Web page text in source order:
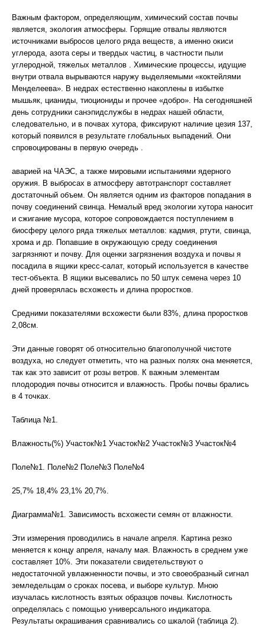
Важным фактором, определяющим, химический состав почвы
является, экология атмосферы. Горящие отвалы являются
источниками выбросов целого ряда веществ, а именно окиси
углерода, азота серы и твердых частиц, в частности пыли
углеродной, тяжелых металлов . Химические процессы, идущие
внутри отвала вырываются наружу выделяемыми «коктейлями
Менделеева». В недрах естественно накоплены в избытке
мышьяк, цианиды, тиоциониды и прочее «добро». На сегодняшней
день сотрудники санэпидслужбы в недрах нашей области,
следовательно, и в почвах хутора, фиксируют наличие цезия 137,
который появился в результате глобальных выпадений. Они
спровоцированы в первую очередь .
аварией на ЧАЭС, а также мировыми испытаниями ядерного
оружия. В выбросах в атмосферу автотранспорт составляет
достаточный объем. Он является одним из факторов попадания в
почву соединений свинца. Немалый вред экологии хутора наносит
и сжигание мусора, которое сопровождается поступлением в
биосферу целого ряда тяжелых металлов: кадмия, ртути, свинца,
хрома и др. Попавшие в окружающую среду соединения
загрязняют и почву. Для оценки загрязнения воздуха и почвы я
посадила в ящики кресс-салат, который используется в качестве
тест-объекта. В ящики высевались по 50 штук семена через 10
дней проверялась всхожесть и длина проростков.
Средними показателями всхожести были 83%, длина проростков
2,08см.
Эти данные говорят об относительно благополучной чистоте
воздуха, но следует отметить, что на разных полях она меняется,
так как это зависит от розы ветров. К важным элементам
плодородия почвы относится и влажность. Пробы почвы брались
в 4 точках.
Таблица №1.
Влажность(%) Участок№1 Участок№2 Участок№3 Участок№4
Поле№1. Поле№2 Поле№3 Поле№4
25,7% 18,4% 23,1% 20,7%.
Диаграмма№1. Зависимость всхожести семян от влажности.
Эти измерения проводились в начале апреля. Картина резко
меняется к концу апреля, началу мая. Влажность в среднем уже
составляет 10%. Эти показатели свидетельствуют о
недостаточной увлажненности почвы, и это своеобразный сигнал
земледельцам о сроках посева, и выборе культур. Мною
изучалась кислотность взятых образцов почвы. Кислотность
определялась с помощью универсального индикатора.
Результаты окрашивания сравнивались со шкалой (таблица 2).